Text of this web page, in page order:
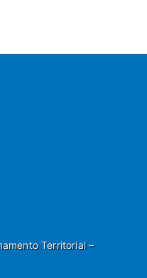
Territorial –